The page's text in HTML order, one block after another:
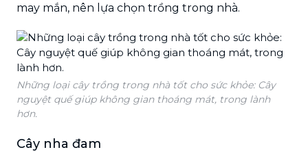
may mắn, nên lựa chọn trồng trong nhà.
Những loại cây trồng trong nhà tốt cho sức khỏe: Cây
nguyệt quế giúp không gian thoáng mát, trong lành
hơn.
Cây nha đam